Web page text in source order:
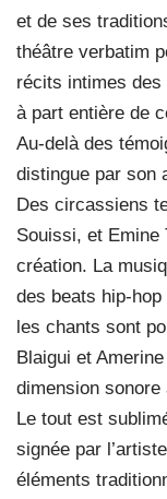
et de ses
théâtre verbatim
récits intimes des
à part entière de
Au-delà des
distingue par son
Des circassiens
Souissi, et Emine
création. La
des beats hip-
les chants sont
Blaigui et
dimension
Le tout est
signée par
éléments